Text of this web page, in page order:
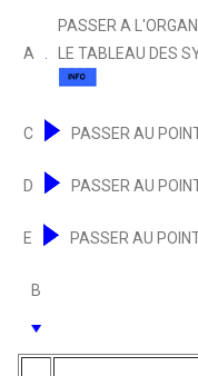
A
PASSER A
LE TABLEAU DES
C PASSER AU
D PASSER AU
E PASSER AU
B